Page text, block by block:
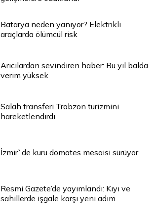
Batarya neden yanıyor? Elektrikli
araçlarda ölümcül risk
Arıcılardan sevindiren haber: Bu yıl balda
verim yüksek
Salah transferi Trabzon turizmini
hareketlendirdi
İzmir`de kuru domates mesaisi sürüyor
Resmi Gazete’de yayımlandı: Kıyı ve
sahillerde işgale karşı yeni adım